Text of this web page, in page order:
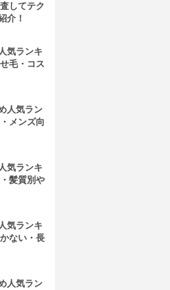
してテク
介！
気ランキ
毛・コス
人気ラン
メンズ向
気ランキ
髪質別や
気ランキ
ない・長
人気ラン